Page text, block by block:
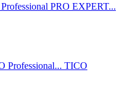
PRO EXPERT...
Professional... TICO